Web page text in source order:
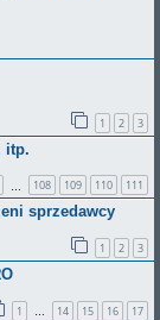
1 2 3
itp.
108 109 110 111
sprzedawcy
1 2 3
1 … 14 15 16 17